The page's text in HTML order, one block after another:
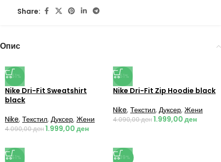
Share:
Опис
-51%
Nike Dri-Fit Sweatshirt
black
Nike, Текстил, Дуксер, Жени
4.090,00ден1.999,00 ден
-51%
Nike Dri-Fit Zip Hoodie black
Nike, Текстил, Дуксер, Жени
4.090,00ден1.999,00 ден
-51% -39%